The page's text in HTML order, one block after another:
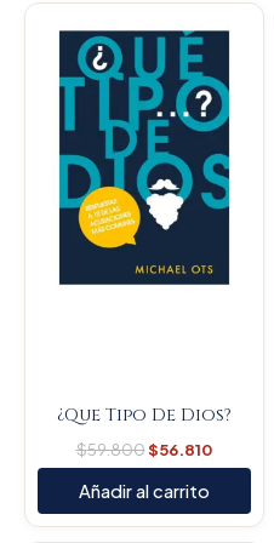
¿Que Tipo De Dios?
$59.800
price
$59.800.
$56.810
Current
price
$56.810.
Añadir al carrito